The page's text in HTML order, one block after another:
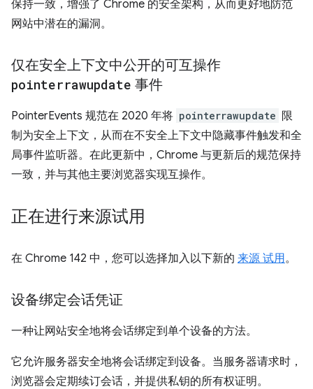
保持一致，增强了 Chrome 的安全架构，从而更好地防范
网站中潜在的漏洞。
仅在安全上下文中公开的可互操作
pointerrawupdate 事件
PointerEvents 规范在 2020 年将 pointerrawupdate 限
制为安全上下文，从而在不安全上下文中隐藏事件触发和全
局事件监听器。在此更新中，Chrome 与更新后的规范保持
一致，并与其他主要浏览器实现互操作。
正在进行来源试用
在 Chrome 142 中，您可以选择加入以下新的 来源 试用。
设备绑定会话凭证
一种让网站安全地将会话绑定到单个设备的方法。
它允许服务器安全地将会话绑定到设备。当服务器请求时，
浏览器会定期续订会话，并提供私钥的所有权证明。